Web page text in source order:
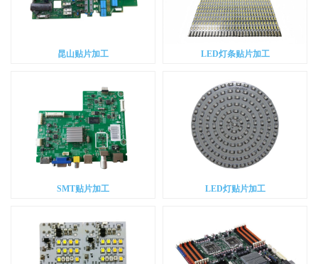
昆山贴片加工 LED灯条贴片加工
SMT贴片加工 LED灯贴片加工